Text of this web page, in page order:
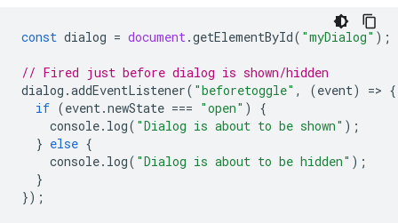
const dialog = document.getElementById( "myDialog" );
// Fired just before dialog is shown/hidden
dialog .addEventListener( "beforetoggle" , (event) => {
if (event.newState === "open" )
{
console. log( "Dialog is about to be shown" );
} else {
console. log( "Dialog is about to be hidden" );
}
});